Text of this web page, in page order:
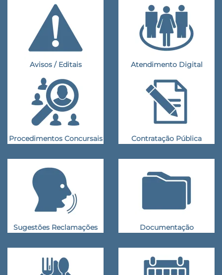
Avisos / Editais Atendimento Digital
Procedimentos Concursais Contratação Pública
Sugestões Reclamações Documentação